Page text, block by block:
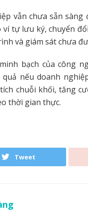
vẫn chưa sẵn sàng
tự lưu ký, chuyển
và giám sát chưa
bạch của công
nếu doanh
chuỗi khối, tăng
thời gian thực.
Tweet